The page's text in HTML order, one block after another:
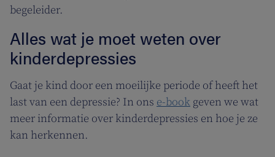
begeleider.
Alles wat je moet weten over
kinderdepressies
Gaat je kind door een moeilijke periode of heeft het
last van een depressie? In ons e-book geven we wat
meer informatie over kinderdepressies en hoe je ze
kan herkennen.